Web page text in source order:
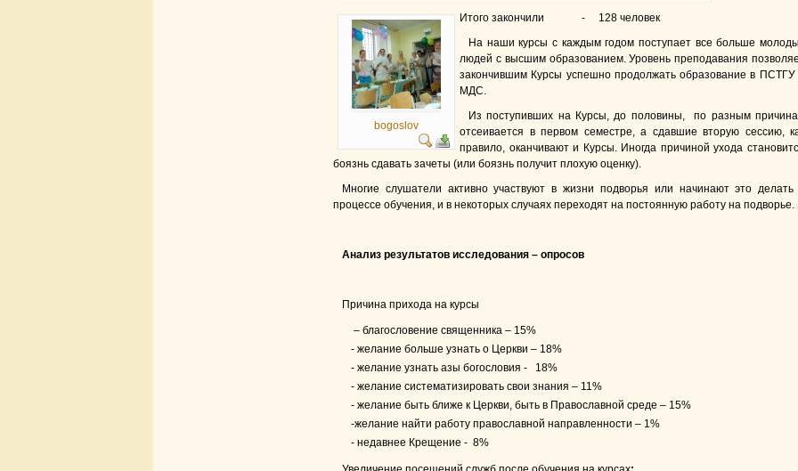
bogoslov
Итого закончили - 128 человек
На наши курсы с каждым годом поступает все больше
людей с высшим образованием. Уровень преподавания
закончившим Курсы успешно продолжать образование в ПСТГУ
МДС.
Из поступивших на Курсы, до половины, по разным
отсеивается в первом семестре, а сдавшие вторую сессию,
правило, оканчивают и Курсы. Иногда причиной ухода
боязнь сдавать зачеты (или боязнь получит плохую оценку).
Многие слушатели активно участвуют в жизни подворья или начинают это делать
процессе обучения, и в некоторых случаях переходят на постоянную работу на подворье.
Анализ результатов исследования – опросов
Причина прихода на курсы
– благословение священника – 15%
- желание больше узнать о Церкви – 18%
- желание узнать азы богословия - 18%
- желание систематизировать свои знания – 11%
- желание быть ближе к Церкви, быть в Православной среде – 15%
-желание найти работу православной направленности – 1%
- недавнее Крещение - 8%